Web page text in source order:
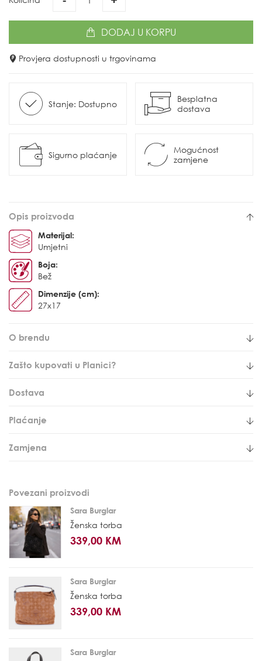
DODAJ U KORPU
Provjera dostupnosti u trgovinama
Stanje: Dostupno
Besplatna
dostava
Sigurno plaćanje
Mogućnost
zamjene
Opis proizvoda
Materijal:
Umjetni
Boja:
Bež
Dimenzije (cm):
27x17
O brendu
Zašto kupovati u Planici?
Dostava
Plaćanje
Zamjena
Povezani proizvodi
Sara Burglar
Ženska torba
339,00 KM
Sara Burglar
Ženska torba
339,00 KM
Sara Burglar